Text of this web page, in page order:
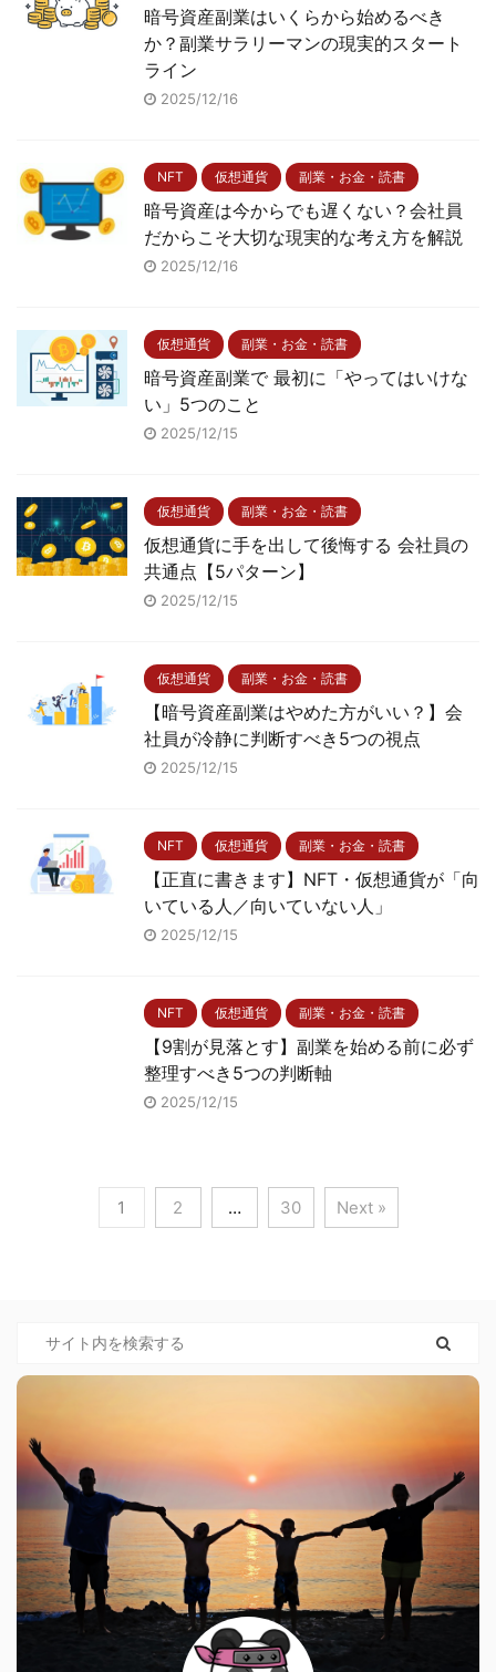
暗号資産副業はいくらから始めるべき
か？副業サラリーマンの現実的スタート
ライン
2025/12/16
NFT 仮想通貨 副業・お金・読書
暗号資産は今からでも遅くない？会社員
だからこそ大切な現実的な考え方を解説
2025/12/16
仮想通貨 副業・お金・読書
暗号資産副業で 最初に「やってはいけな
い」5つのこと
2025/12/15
仮想通貨 副業・お金・読書
仮想通貨に手を出して後悔する 会社員の
共通点【5パターン】
2025/12/15
仮想通貨 副業・お金・読書
【暗号資産副業はやめた方がいい？】会
社員が冷静に判断すべき5つの視点
2025/12/15
NFT 仮想通貨 副業・お金・読書
【正直に書きます】NFT・仮想通貨が「向
いている人／向いていない人」
2025/12/15
NFT 仮想通貨 副業・お金・読書
【9割が見落とす】副業を始める前に必ず
整理すべき5つの判断軸
2025/12/15
1 2 … 30 Next »